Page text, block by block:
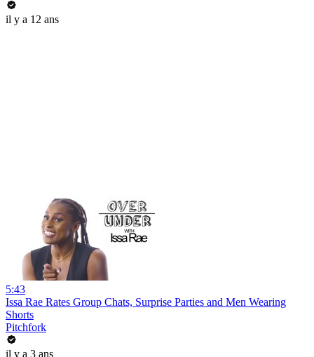
il y a 12 ans
5:43
Issa Rae Rates Group Chats, Surprise Parties and Men Wearing
Shorts
Pitchfork
il y a 3 ans